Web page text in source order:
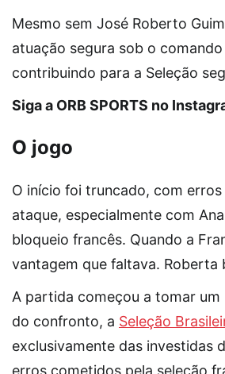
Mesmo sem José Roberto
atuação segura sob o
contribuindo para a Seleção
Siga a ORB SPORTS no
O jogo
O início foi truncado, com
ataque, especialmente com
bloqueio francês. Quando a
vantagem que faltava. Roberta
A partida começou a tomar
do confronto, a Seleção
exclusivamente das investidas
erros cometidos pela seleção